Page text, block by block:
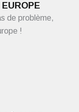
de problème,
!